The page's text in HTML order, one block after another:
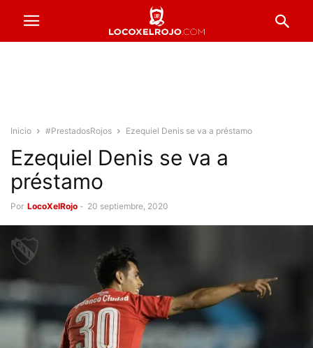
Inicio #PrestadosRojos Ezequiel Denis se va a préstamo
Ezequiel Denis se va a
préstamo
Por LocoXelRojo - 20 septiembre, 2020